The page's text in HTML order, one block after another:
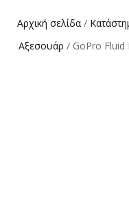
Αρχική σελίδα /
Αξεσουάρ / GoPro Fluid